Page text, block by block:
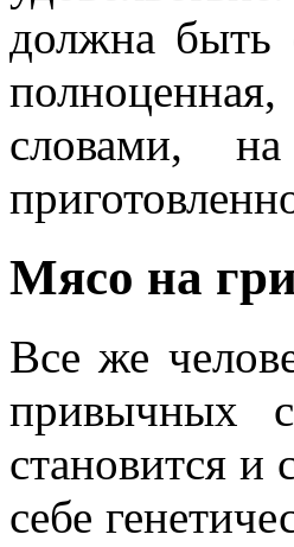
должна быть
словами,
Мясо на
Все же
привычных
становится и
себе